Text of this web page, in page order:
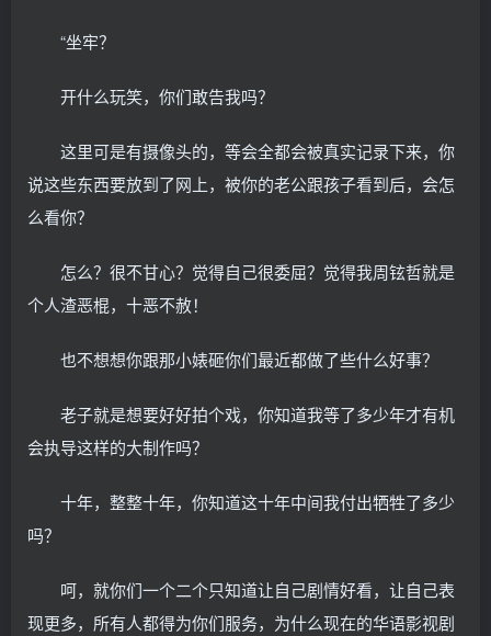
“坐牢？
开什么玩笑，你们敢告我吗？
这里可是有摄像头的，等会全都会被真实记录下来，你
说这些东西要放到了网上，被你的老公跟孩子看到后，会怎
么看你？
怎么？很不甘心？觉得自己很委屈？觉得我周铉哲就是
个人渣恶棍，十恶不赦！
也不想想你跟那小婊砸你们最近都做了些什么好事？
老子就是想要好好拍个戏，你知道我等了多少年才有机
会执导这样的大制作吗？
十年，整整十年，你知道这十年中间我付出牺牲了多少
吗？
呵，就你们一个二个只知道让自己剧情好看，让自己表
现更多，所有人都得为你们服务，为什么现在的华语影视剧